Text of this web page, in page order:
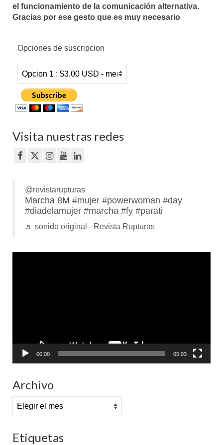
el funcionamiento de la comunicación alternativa.
Gracias por ese gesto que es muy necesario
Opciones de suscripcion
Visita nuestras redes
@revistarupturas
Marcha 8M #mujer #powerwoman #day
#diadelamujer #marcha #fy #parati
♬ sonido original - Revista Rupturas
00:00 05:03
Archivo
Archivo
Etiquetas